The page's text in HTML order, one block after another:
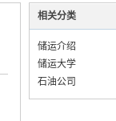
相关分类
储运介绍
储运大学
石油公司